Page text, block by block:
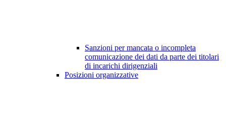
Sanzioni per mancata o incompleta
comunicazione dei dati da parte dei titolari
di incarichi dirigenziali
Posizioni organizzative